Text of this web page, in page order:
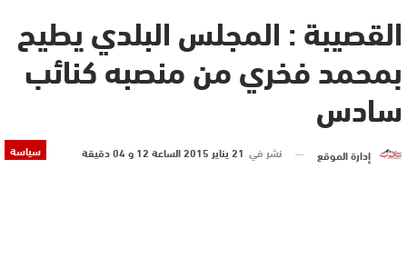
القصيبة : المجلس البلدي يطيح
بمحمد فخري من منصبه كنائب
سادس
سياسة إدارة الموقع نشر في 21 يناير 2015 الساعة 12 و 04 دقيقة